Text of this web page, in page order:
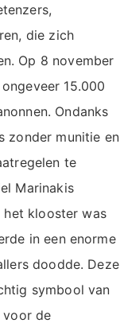
die zich
Op 8 november
15.000
Ondanks
zonder munitie en
te
Marinakis
het klooster was
in een enorme
doodde. Deze
symbool van
voor de